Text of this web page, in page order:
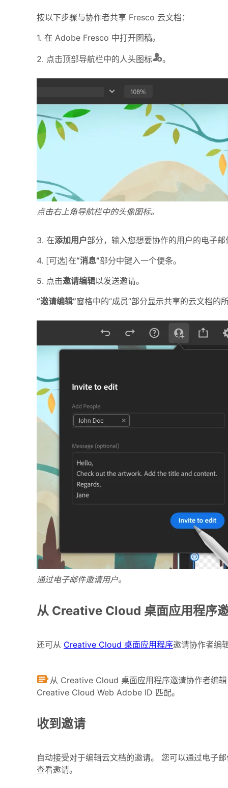
按以下步骤与协作者共享 Fresco 云文档：
1. 在 Adobe Fresco 中打开图稿。
2. 点击顶部导航栏中的人头图标 。
点击右上角导航栏中的头像图标。
3. 在添加用户部分，输入您想要协作的用户的电子邮
4. [可选]在“消息”部分中键入一个便条。
5. 点击邀请编辑以发送邀请。
“邀请编辑”窗格中的“成员”部分显示共享的云文档
通过电子邮件邀请用户。
从 Creative Cloud 桌面应用程序
还可从 Creative Cloud 桌面应用程序邀请协作者编
从 Creative Cloud 桌面应用程序邀请协作者编
Creative Cloud Web Adobe ID 匹配。
收到邀请
自动接受对于编辑云文档的邀请。 您可以通过电
查看邀请。